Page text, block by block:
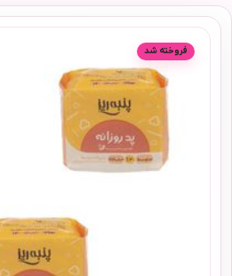
فروخته شد